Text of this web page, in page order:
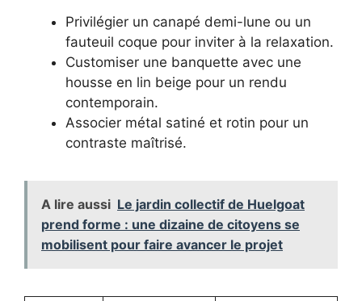
Privilégier un canapé demi-lune ou un
fauteuil coque pour inviter à la relaxation.
Customiser une banquette avec une
housse en lin beige pour un rendu
contemporain.
Associer métal satiné et rotin pour un
contraste maîtrisé.
A lire aussi Le jardin collectif de Huelgoat
prend forme : une dizaine de citoyens se
mobilisent pour faire avancer le projet